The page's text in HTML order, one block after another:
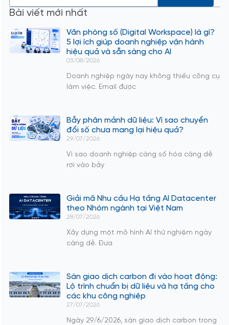
Bài viết mới nhất
Văn phòng số (Digital Workspace) là gì?
5 lợi ích giúp doanh nghiệp vận hành
hiệu quả và sẵn sàng cho AI
03/08/2026
Doanh nghiệp ngày nay không thiếu công cụ
làm việc. Email được
Bẫy phân mảnh dữ liệu: Vì sao chuyển
đổi số chưa mang lại hiệu quả?
29/07/2026
Vì sao doanh nghiệp càng số hóa càng dễ
rơi vào bẫy
Giải mã Nhu cầu Hạ tầng AI Datacenter
theo Nhóm ngành tại Việt Nam
28/07/2026
Xây dựng một mô hình AI thử nghiệm ngày
càng dễ. Đưa
Sàn giao dịch carbon đi vào hoạt động:
Lộ trình chuẩn bị dữ liệu và hạ tầng cho
các khu công nghiệp
27/07/2026
Ngày 29/6/2026, sàn giao dịch carbon trong